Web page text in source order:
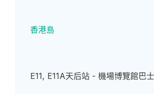
香港島
E11, E11A天后站 - 機場博覽館巴